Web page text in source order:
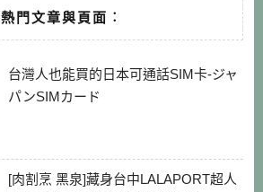
熱門文章與頁面︰
台灣人也能買的日本可通話SIM卡-ジャ
パンSIMカード
[肉割烹 黑泉]藏身台中LALAPORT超人